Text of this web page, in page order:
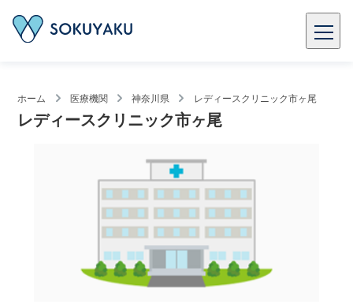
ホーム 医療機関 神奈川県 レディースクリニック市ヶ尾
レディースクリニック市ヶ尾